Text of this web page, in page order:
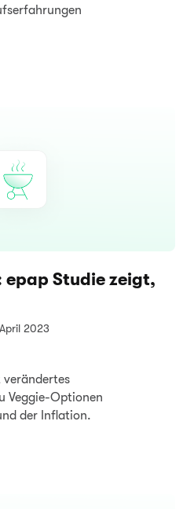
Studie zeigt,
2023
Veggie-Optionen
der Inflation.